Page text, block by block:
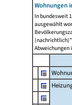
Wohnungen
In bundesweit
ausgewählt
Abweichungen